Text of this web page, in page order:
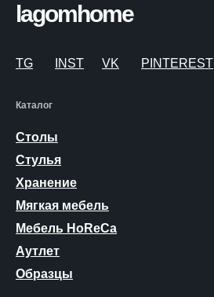
lagomhome
Каталог
Столы
Стулья
Хранение
Мягкая мебель
Мебель HoReCa
Аутлет
Образцы
TG INST VK PINTEREST